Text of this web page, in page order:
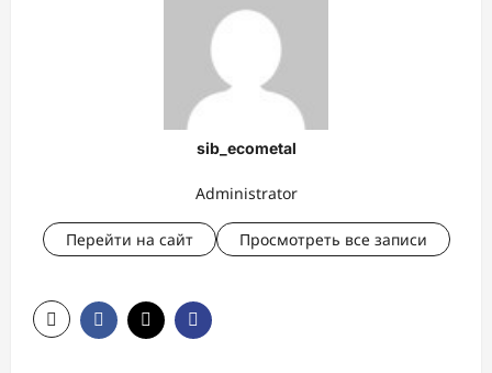
sib_ecometal
Administrator
Перейти на сайт Просмотреть все записи